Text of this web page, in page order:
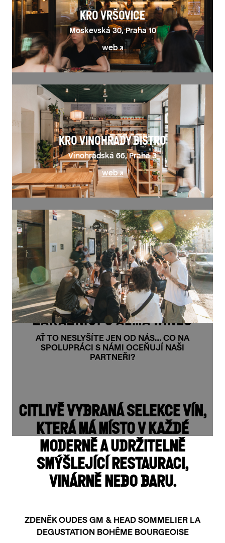
KRO VRŠOVICE
Moskevská 30, Praha 10
web
KRO VINOHRADY BISTRO
Vinohradská 66, Praha 3
web
VŠECHNY PODNIKY
ZÁKAZNÍCI O ALMA WINES
AŤ TO NESLYŠÍTE JEN OD NÁS… CO NA
SPOLUPRÁCI S NÁMI OCEŇUJÍ NAŠI
PARTNEŘI?
CITLIVĚ VYBRANÁ SELEKCE VÍN,
KTERÁ MÁ MÍSTO V KAŽDÉ
MODERNĚ A UDRŽITELNĚ
SMÝŠLEJÍCÍ RESTAURACI,
VINÁRNĚ NEBO BARU.
ZDENĚK OUDES GM & HEAD SOMMELIER LA
DEGUSTATION BOHÊME BOURGEOISE